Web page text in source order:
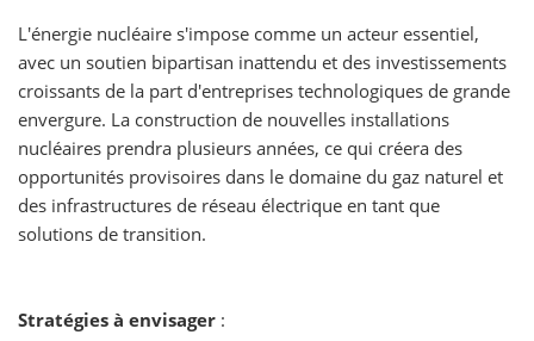
L'énergie nucléaire s'impose comme un acteur essentiel,
avec un soutien bipartisan inattendu et des investissements
croissants de la part d'entreprises technologiques de grande
envergure. La construction de nouvelles installations
nucléaires prendra plusieurs années, ce qui créera des
opportunités provisoires dans le domaine du gaz naturel et
des infrastructures de réseau électrique en tant que
solutions de transition.
Stratégies à envisager :